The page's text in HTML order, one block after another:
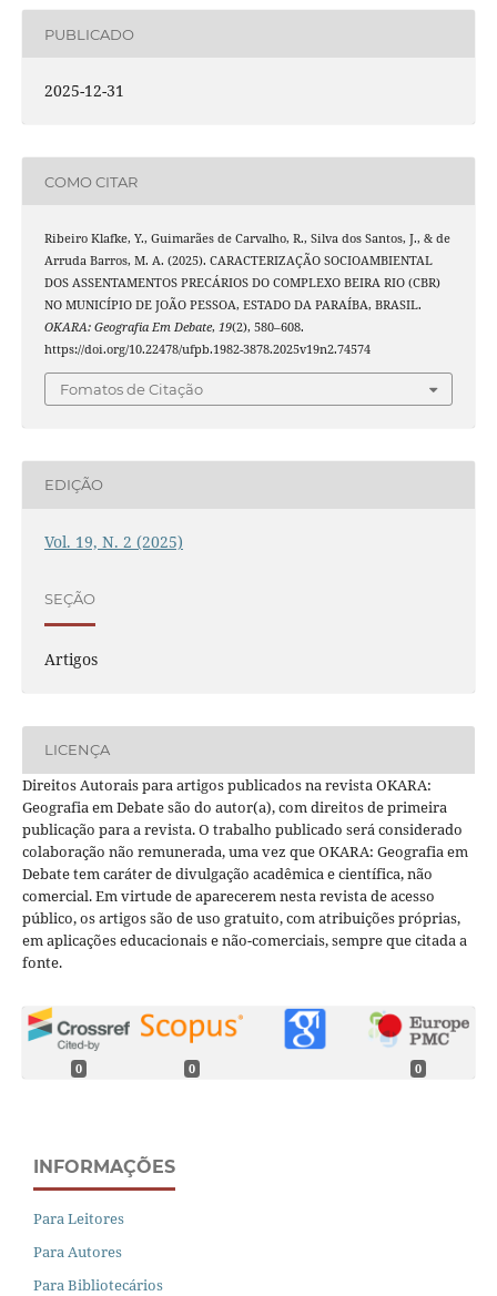
PUBLICADO
2025-12-31
COMO CITAR
Ribeiro Klafke, Y., Guimarães de Carvalho, R., Silva dos Santos, J., & de
Arruda Barros, M. A. (2025). CARACTERIZAÇÃO SOCIOAMBIENTAL
DOS ASSENTAMENTOS PRECÁRIOS DO COMPLEXO BEIRA RIO (CBR)
NO MUNICÍPIO DE JOÃO PESSOA, ESTADO DA PARAÍBA, BRASIL.
OKARA: Geografia Em Debate, 19(2), 580–608.
https://doi.org/10.22478/ufpb.1982-3878.2025v19n2.74574
Fomatos de Citação
EDIÇÃO
Vol. 19, N. 2 (2025)
SEÇÃO
Artigos
LICENÇA
Direitos Autorais para artigos publicados na revista OKARA:
Geografia em Debate são do autor(a), com direitos de primeira
publicação para a revista. O trabalho publicado será considerado
colaboração não remunerada, uma vez que OKARA: Geografia em
Debate tem caráter de divulgação acadêmica e científica, não
comercial. Em virtude de aparecerem nesta revista de acesso
público, os artigos são de uso gratuito, com atribuições próprias,
em aplicações educacionais e não-comerciais, sempre que citada a
fonte.
0 0 0
INFORMAÇÕES
Para Leitores
Para Autores
Para Bibliotecários